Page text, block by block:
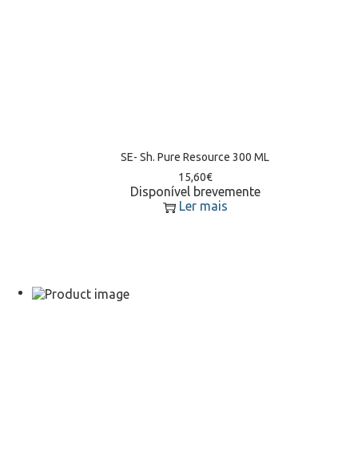
SE- Sh. Pure Resource 300 ML
15,60€
Disponível brevemente
Ler mais